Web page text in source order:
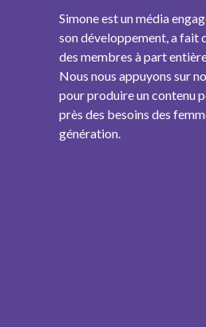
Simone est un média
son développement, a fait
des membres à part
Nous nous appuyons sur
pour produire un contenu
près des besoins des
génération.